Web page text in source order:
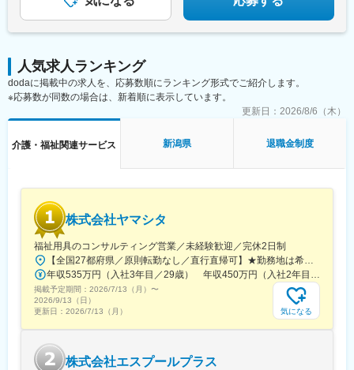
人気求人ランキング
dodaに掲載中の求人を、応募数順にランキング形式でご紹介します。
※応募数が同数の場合は、新着順に表示しています。
更新日： 2026/8/6（木）
介護・福祉関連サービス 新潟県 退職金制度
株式会社ヤマシタ
福祉用具のコンサルティング営業／未経験歓迎／完休2日制
【全国27都府県／原則転勤なし／直行直帰可】★勤務地は希望を考慮★拠点により車通勤OK※充足状況により、ご希望の勤務地での募集が終了している場合があります。※転居を伴う転勤の有無は、半年ごとに希望を伺い、選択いただけます。■東北■・宮城県（仙台市）■関東■・東京都（東京23区など）・神奈川県（横浜市など）・埼玉県（さいたま市など）・千葉県（千葉市など）・茨城県（水戸市）・栃木県（宇都宮市／足利市）・群馬県（前橋市）■東海■・愛知県（名古屋市／豊田市／豊橋市／小牧市）・静岡県（静岡市／浜松市／沼津市／焼津市／富士市）・岐阜県（岐阜市）・三重県（四日市市）■信越・北陸■・長野県（長野市）・山梨県（甲府市）・石川県（金沢市）・富山県（富山市）・福井県（福井市）■関西■・大阪府・兵庫県（神戸市／尼崎市／姫路市）・京都府（京都市）・奈良県（奈良市／天理市）・滋賀県（大津市／彦根市）・和歌山県（和歌山市／田辺市）■中国■・広島県（広島市）・岡山県（岡山市）■四国■・香川県（高松市）■九州■・福岡県（福岡市）
年収535万円（入社3年目／29歳） 年収450万円（入社2年目／26歳）
掲載予定期間： 2026/7/13（月） 〜
2026/9/13（日）
更新日： 2026/7/13（月） 気になる
株式会社エスプールプラス